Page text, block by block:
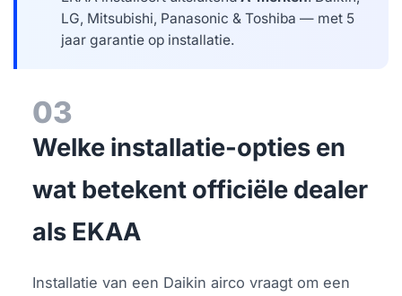
LG, Mitsubishi, Panasonic & Toshiba — met 5
jaar garantie op installatie.
03
Welke installatie-opties en
wat betekent officiële dealer
als EKAA
Installatie van een Daikin airco vraagt om een